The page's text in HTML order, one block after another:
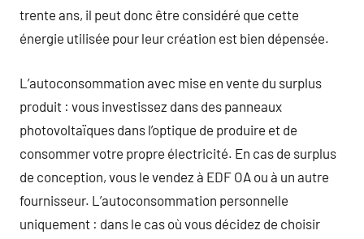
trente ans, il peut donc être considéré que cette
énergie utilisée pour leur création est bien dépensée.
L’autoconsommation avec mise en vente du surplus
produit : vous investissez dans des panneaux
photovoltaïques dans l’optique de produire et de
consommer votre propre électricité. En cas de surplus
de conception, vous le vendez à EDF OA ou à un autre
fournisseur. L’autoconsommation personnelle
uniquement : dans le cas où vous décidez de choisir